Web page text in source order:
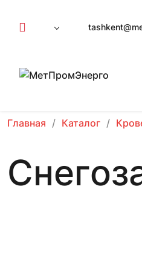
Главная Каталог